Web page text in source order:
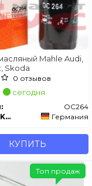
Mahle Audi,
Skoda
0 отзывов
сегодня
OC264
MAHLE / KNECHT
Германия
КУПИТЬ
Топ продаж